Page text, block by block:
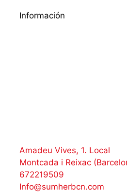
Información
Amadeu Vives, 1. Local
Montcada i Reixac
672219509
Info@sumherbcn.com